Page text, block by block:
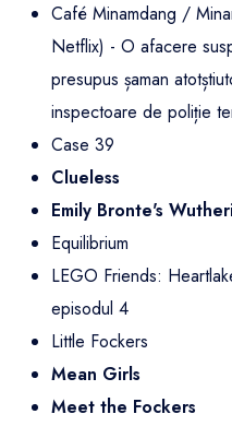
Café Minamdang /
Netflix) - O afacere
presupus șaman
inspectoare de poliție
Case 39
Clueless
Emily Bronte's
Equilibrium
LEGO Friends:
episodul 4
Little Fockers
Mean Girls
Meet the Fockers